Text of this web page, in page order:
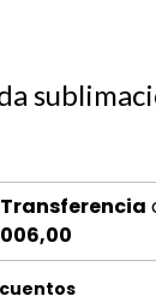
Transferencia